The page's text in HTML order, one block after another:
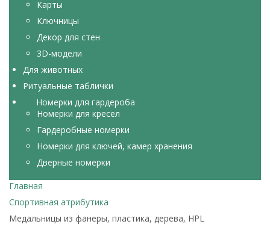
Карты
Ключницы
Декор для стен
3D-модели
Для животных
Ритуальные таблички
Номерки для гардероба
Номерки для кресел
Гардеробные номерки
Номерки для ключей, камер хранения
Дверные номерки
Главная
Спортивная атрибутика
Медальницы из фанеры, пластика, дерева, HPL